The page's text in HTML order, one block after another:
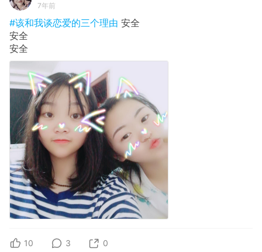
7年前
#该和我谈恋爱的三个理由 安全
安全
安全
10 3 0